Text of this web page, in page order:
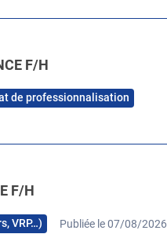
F/H
de professionnalisation
F/H
VRP…) Publiée le 07/08/2026